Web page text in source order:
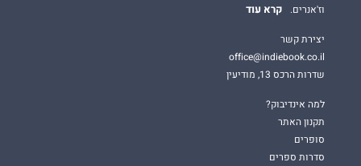
וז'אנרים.
קרא עוד
יצירת קשר
office@indiebook.co.il
שדרות הרכס 13, מודיעין
למה אינדיבוק?
תקנון האתר
סופרים
סדרות ספרים